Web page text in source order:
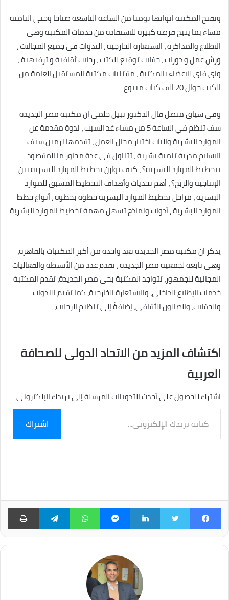
وتفتح المكتبة ابوابها يوميا من الساعة التاسعة صباحا وحتى الثامنة
مساء بما يتيح فرصة كبيرة للاستفادة من خدمات المكتبة وهى
الاطلاع والمذاكرة ، الاستعارة الخارجية ، الندوات فى جميع المجالات ،
ورش عمل و دورات ، حفلات توقيع للكتب ، رحلات ثقافية و ترفيهية ،
واى فاى للاعضاء بالمكتبة ، مقتنيات مكتبة المستقبل العامة من
الكتب حوال 20 الف كتاب متنوع .
وفى سياق متصل قال الدكتور نبيل حلمى ان مكتبة مصر الجديدة
سف تنظم في الساعة 5 من مساء غد السبت ، ندوة مقدمة عن
الموارد البشرية واليات اختيار مجال العمل ، تقدمها نرمين سيف
الاسلام مدربة تنمية بشرية ، تتناول في عدة محاور ما المقصود
بتخطيط الموارد البشرية؟ ، كيف يوازن تخطيط الموارد البشرية بين
الإنتاجية والربح؟ ، أهم تحديات وأهداف التخطيط المسبق للموارد
البشرية ، مراحل تخطيط الموارد البشرية خطوة بخطوة ، أنواع خطط
الموارد البشرية ، أدوات ونماذج تسهل مهمة تخطيط الموارد البشرية
.
يذكر ان مكتبة مصر الجديدة تعد واحدة من أكبر المكتبات بالقاهرة،
وهى تابعة لجمعية مصر الجديدة ، تقدم عدد من الأنشطة والفعاليات
المجانية للجمهور، تتواجد المكتبة بحى مصر الجديدة، تقدم المكتبة
خدمات الإطلاع الداخلي، والاستعارة الخارجية، كما تقيم الندوات
والحفلات، والصالون الثقافي، إضافةً إلى تنظيم الرحلات،
اكتشاف المزيد من الاتحاد الدولى للصحافة
العربية
اشترك للحصول على أحدث التدوينات المرسلة إلى بريدك الإلكتروني.
بريدك
الإلكتروني...
اشتراك
فيسبوك لينكدإن ماسنجر واتساب تيلقرام